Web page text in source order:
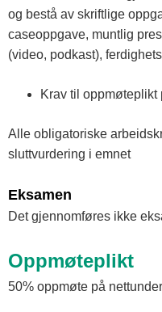
og bestå av skriftlige
caseoppgave, muntlig
(video, podkast),
Krav til
Alle obligatoriske
sluttvurdering i emnet
Eksamen
Det gjennomføres ikke
Oppmøteplikt
50% oppmøte på